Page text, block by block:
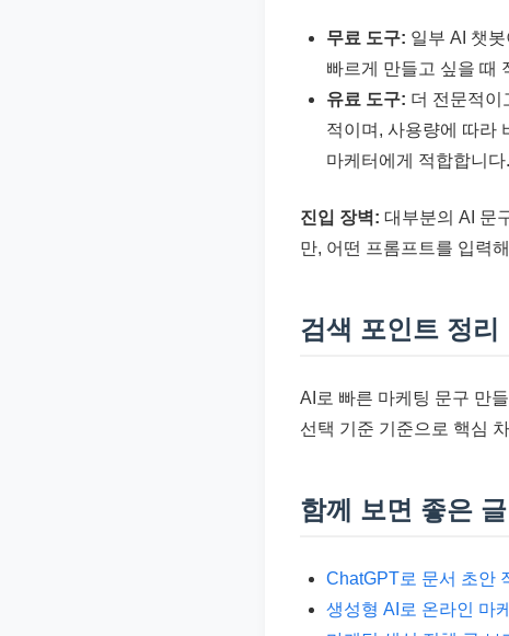
무료 도구: 일부 AI 챗
빠르게 만들고 싶을 때
유료 도구: 더 전문적이
적이며, 사용량에 따라
마케터에게 적합합니다.
진입 장벽: 대부분의 AI 문
만, 어떤 프롬프트를 입력
검색 포인트 정리
AI로 빠른 마케팅 문구 만
선택 기준 기준으로 핵심
함께 보면 좋은 글
ChatGPT로 문서 초안
생성형 AI로 온라인 마